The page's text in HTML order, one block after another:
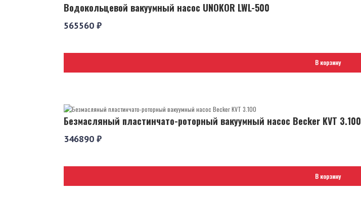
Водокольцевой вакуумный насос UNOKOR LWL-500
565560 ₽
В корзину
Безмасляный пластинчато-роторный вакуумный насос Becker KVT 3.100
346890 ₽
В корзину